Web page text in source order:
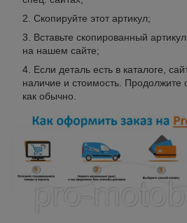
Скопируйте этот артикул;
Вставьте скопированный
на нашем сайте;
Если деталь есть в каталоге,
наличие и стоимость. Продолжите
как обычно.